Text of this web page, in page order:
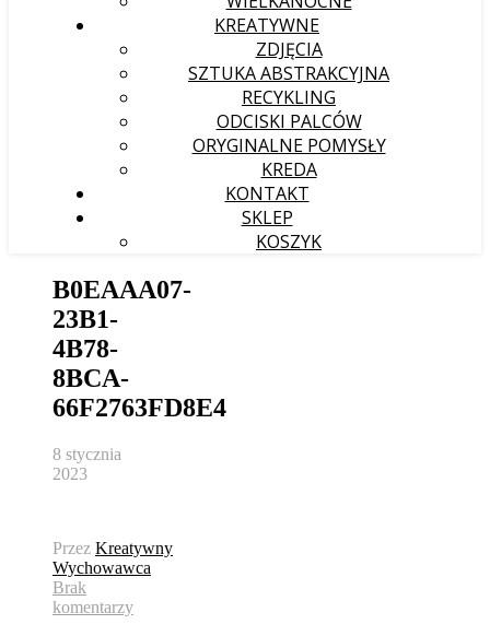
KREATYWNE
ZDJĘCIA
SZTUKA ABSTRAKCYJNA
RECYKLING
ODCISKI PALCÓW
ORYGINALNE POMYSŁY
KREDA
KONTAKT
SKLEP
KOSZYK
B0EAAA07-
23B1-
4B78-
8BCA-
66F2763FD8E4
8 stycznia
2023
Przez Kreatywny
Wychowawca
Brak
komentarzy